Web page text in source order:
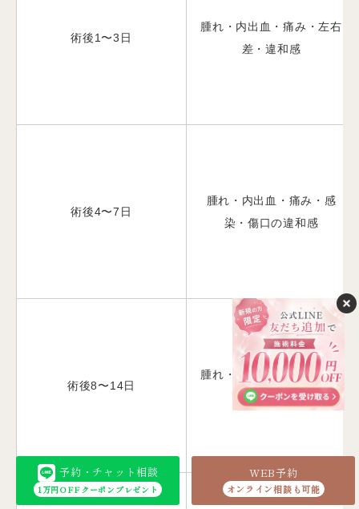
予約・チャット相談
1万円OFFクーポンプレゼント
WEB予約
オンライン相談も可能
術後1〜3日
腫れ・内出血・痛み・左右
差・違和感
術後4〜7日
腫れ・内出血・痛み・感
染・傷口の違和感
術後8〜14日
腫れ・内出血・左右差・硬
さ・しびれ